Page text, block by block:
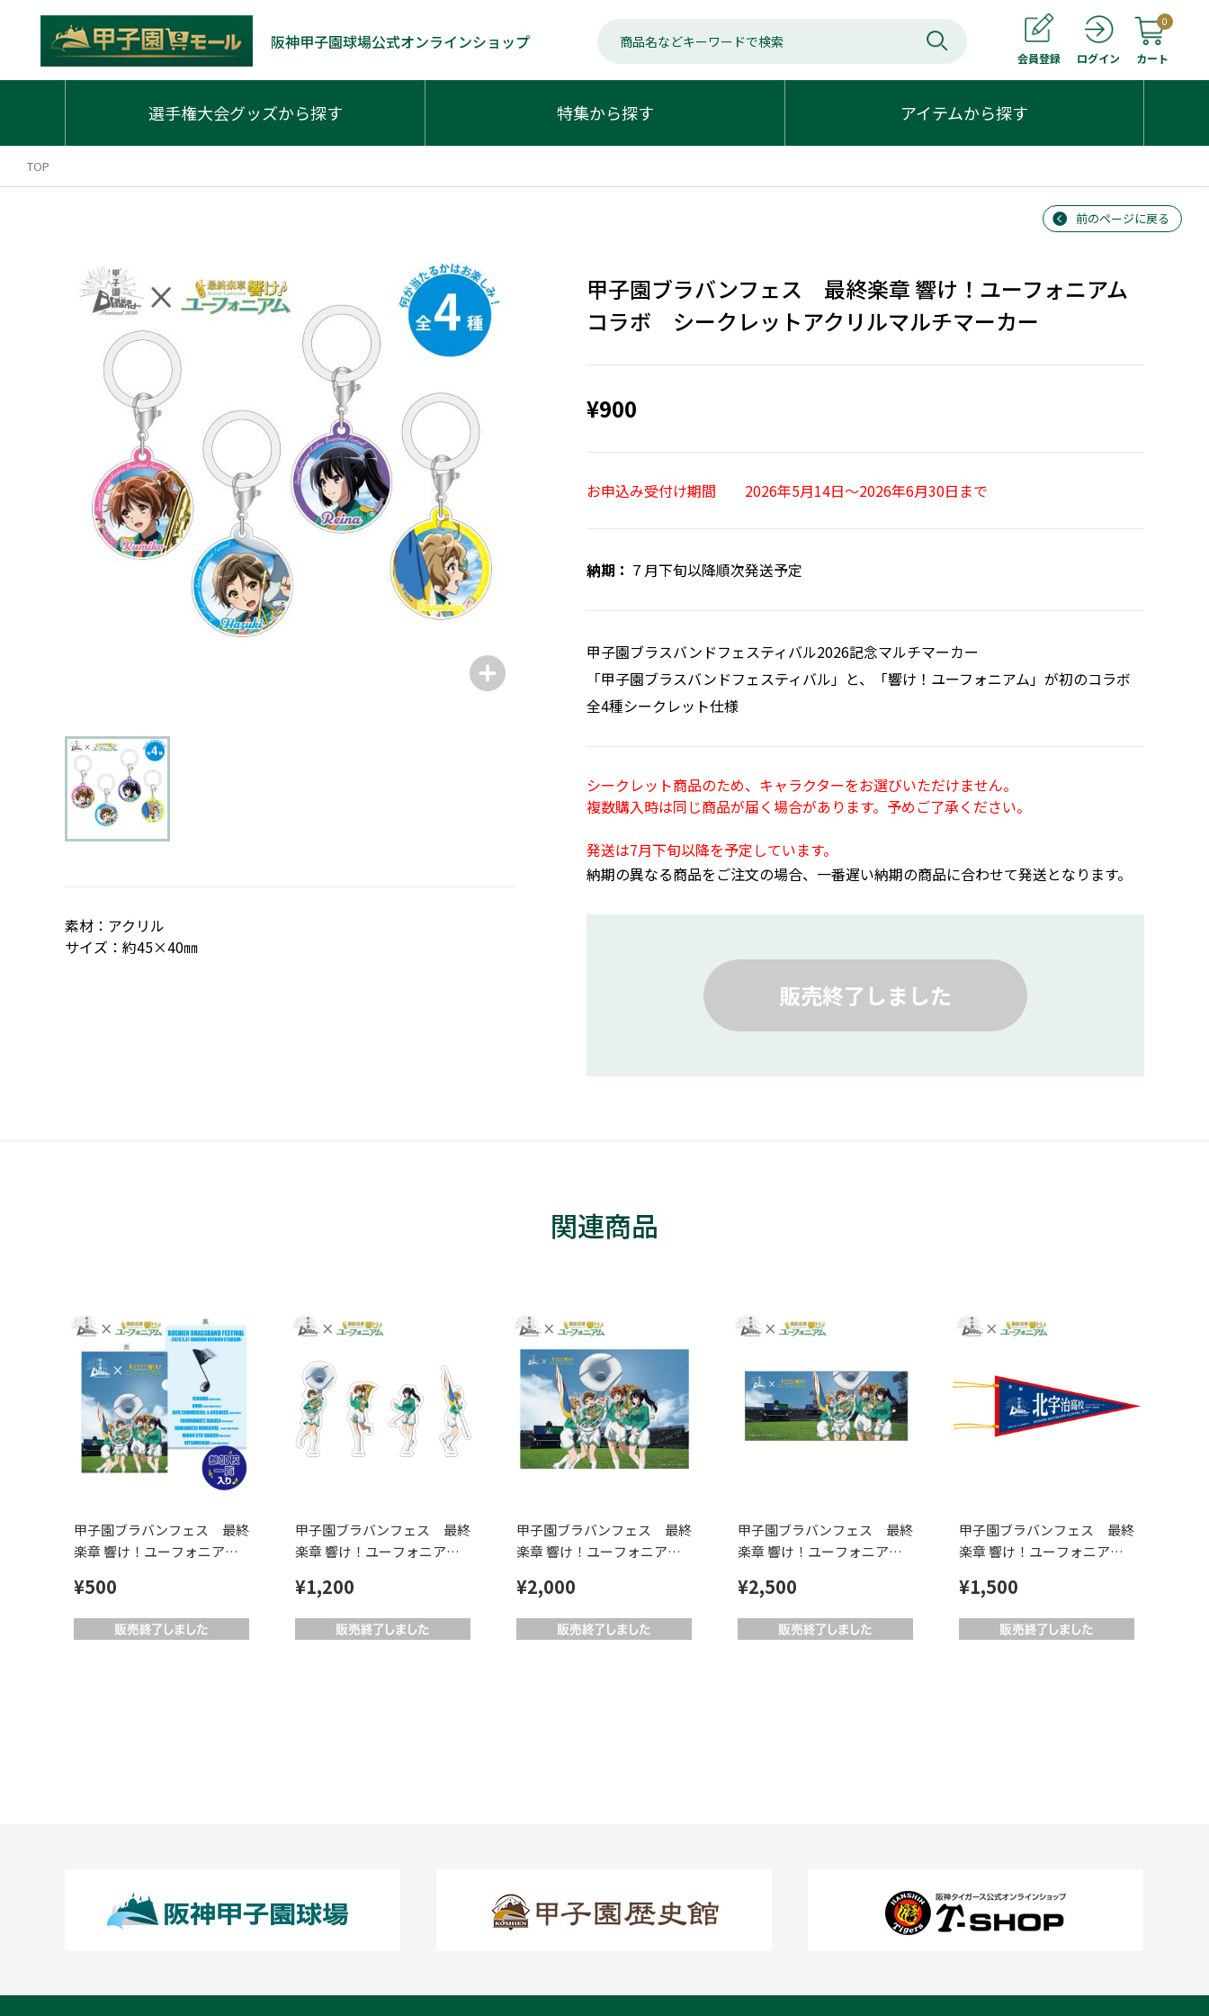
阪神甲子園球場公式オンラインショップ
会員登録 ログイン
0
カート
選手権大会グッズから探す 特集から探す アイテムから探す
TOP
前のページに戻る
素材：アクリル
サイズ：約45×40㎜
甲子園ブラバンフェス 最終楽章 響け！ユーフォニアム
コラボ シークレットアクリルマルチマーカー
¥900
お申込み受付け期間 2026年5月14日～2026年6月30日まで
７月下旬以降順次発送予定
甲子園ブラスバンドフェスティバル2026記念マルチマーカー
「甲子園ブラスバンドフェスティバル」と、「響け！ユーフォニアム」が初のコラボ
全4種シークレット仕様
シークレット商品のため、キャラクターをお選びいただけません。
複数購入時は同じ商品が届く場合があります。予めご了承ください。
発送は7月下旬以降を予定しています。
納期の異なる商品をご注文の場合、一番遅い納期の商品に合わせて発送となります。
販売終了しました
関連商品
甲子園ブラバンフェス 最終
楽章 響け！ユーフォニアム
¥500
甲子園ブラバンフェス 最終
楽章 響け！ユーフォニアム
¥1,200
甲子園ブラバンフェス 最終
楽章 響け！ユーフォニアム
¥2,000
甲子園ブラバンフェス 最終
楽章 響け！ユーフォニアム
¥2,500
甲子園ブラバンフェス 最終
楽章 響け！ユーフォニアム
¥1,500